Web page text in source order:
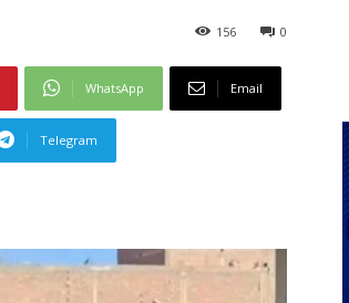
0
156
WhatsApp Email
Telegram